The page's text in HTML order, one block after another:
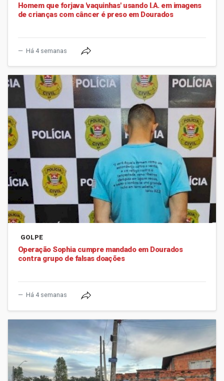
Homem que forjava 'vaquinhas' usando I.A. em imagens
de crianças com câncer é preso em Dourados
Há 4 semanas
GOLPE
Operação Sophia cumpre mandado em Dourados
contra grupo de falsas doações
Há 4 semanas